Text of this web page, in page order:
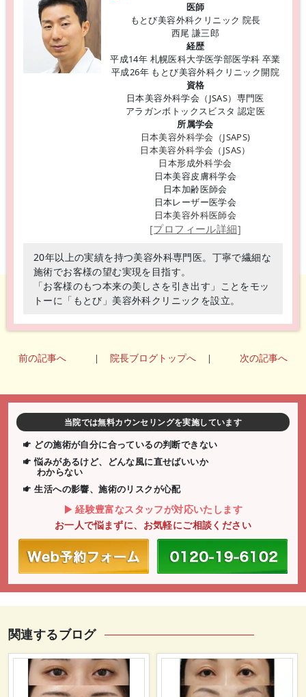
医師
もとび美容外科クリニック 院長
西尾 謙三郎
経歴
平成14年 札幌医科大学医学部医学科 卒業
平成26年 もとび美容外科クリニック開院
資格
日本美容外科学会（JSAS）専門医
アラガンボトックスビスタ 認定医
所属学会
日本美容外科学会（JSAPS)
日本美容外科学会（JSAS）
日本形成外科学会
日本美容皮膚科学会
日本加齢医師会
日本レーザー医学会
日本美容外科医師会
[プロフィール詳細]
20年以上の実績を持つ美容外科専門医。丁寧で繊細な
施術でお客様の望む実現を目指す。
「お客様のもつ本来の美しさを引き出す」ことをモッ
トーに「もとび」美容外科クリニックを設立。
前の記事へ 院長ブログトップへ 次の記事へ
当院では無料カウンセリングを実施しています
どの施術が自分に合っているの判断できない
悩みがあるけど、どんな風に直せばいいか
わからない
生活への影響、施術のリスクが心配
経験豊富なスタッフが対応いたします
お一人で悩まずに、お気軽にご相談ください
関連するブログ